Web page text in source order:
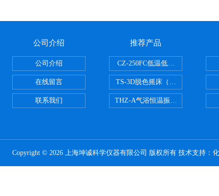
公司介绍
公司介绍
在线留言
联系我们
推荐产品
CZ-250FC低温低湿种子储藏柜
TS-3D脱色摇床（三维运动）
THZ-A气浴恒温振荡器
Copyright © 2026 上海坤诚科学仪器有限公司 版权所有 技术支持：